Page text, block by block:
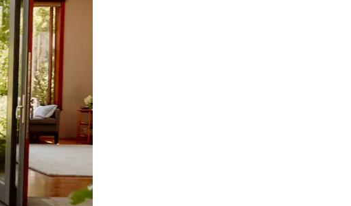
ან შეხებისა თუ თითის გასმის ჟესტები.